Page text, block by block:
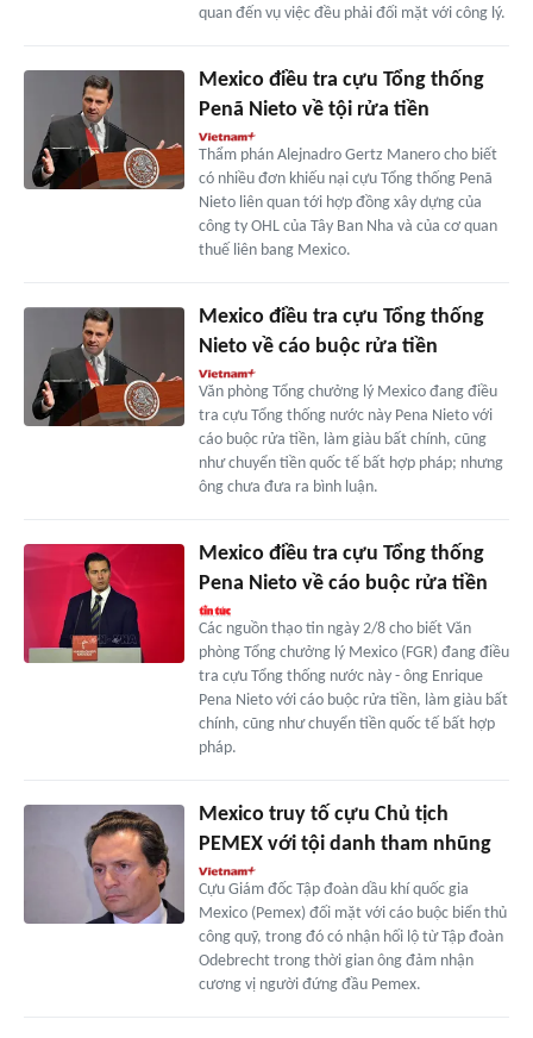
quan đến vụ việc đều phải đối mặt với công lý.
Mexico điều tra cựu Tổng thống
Penã Nieto về tội rửa tiền
Thẩm phán Alejnadro Gertz Manero cho biết
có nhiều đơn khiếu nại cựu Tổng thống Penã
Nieto liên quan tới hợp đồng xây dựng của
công ty OHL của Tây Ban Nha và của cơ quan
thuế liên bang Mexico.
Mexico điều tra cựu Tổng thống
Nieto về cáo buộc rửa tiền
Văn phòng Tổng chưởng lý Mexico đang điều
tra cựu Tổng thống nước này Pena Nieto với
cáo buộc rửa tiền, làm giàu bất chính, cũng
như chuyển tiền quốc tế bất hợp pháp; nhưng
ông chưa đưa ra bình luận.
Mexico điều tra cựu Tổng thống
Pena Nieto về cáo buộc rửa tiền
Các nguồn thạo tin ngày 2/8 cho biết Văn
phòng Tổng chưởng lý Mexico (FGR) đang điều
tra cựu Tổng thống nước này - ông Enrique
Pena Nieto với cáo buộc rửa tiền, làm giàu bất
chính, cũng như chuyển tiền quốc tế bất hợp
pháp.
Mexico truy tố cựu Chủ tịch
PEMEX với tội danh tham nhũng
Cựu Giám đốc Tập đoàn dầu khí quốc gia
Mexico (Pemex) đối mặt với cáo buộc biển thủ
công quỹ, trong đó có nhận hối lộ từ Tập đoàn
Odebrecht trong thời gian ông đảm nhận
cương vị người đứng đầu Pemex.